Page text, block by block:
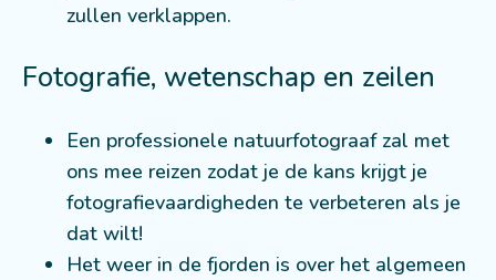
zullen verklappen.
Fotografie, wetenschap en zeilen
Een professionele natuurfotograaf zal met
ons mee reizen zodat je de kans krijgt je
fotografievaardigheden te verbeteren als je
dat wilt!
Het weer in de fjorden is over het algemeen